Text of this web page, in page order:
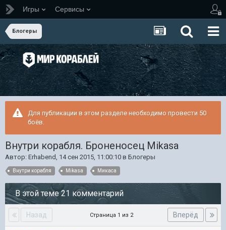
Игры Сервисы
Блогеры
Для публикации в этом разделе необходимо провести 50
боёв.
Внутри корабля. Броненосец Mikasa
Автор: Erhabend, 14 сен 2015, 11:00:10 в Блогеры
Внутри корабля Mikasa Микаса
В этой теме 21 комментарий
Назад Вперёд
Страница 1 из 2